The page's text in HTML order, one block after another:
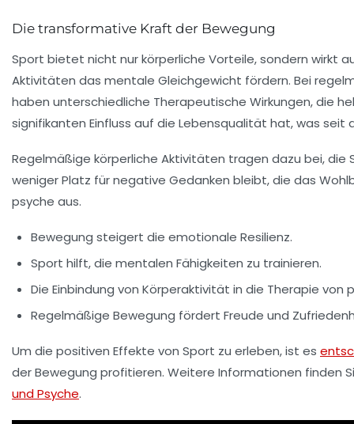
Die transformative Kraft der Bewegung
Sport bietet nicht nur körperliche Vorteile, sondern wirkt
Aktivitäten das mentale Gleichgewicht fördern. Bei
haben unterschiedliche Therapeutische Wirkungen, die
signifikanten Einfluss auf die Lebensqualität hat, was seit
Regelmäßige körperliche Aktivitäten tragen dazu bei, die
weniger Platz für negative Gedanken bleibt, die das
psyche aus.
Bewegung steigert die emotionale Resilienz.
Sport hilft, die mentalen Fähigkeiten zu trainieren.
Die Einbindung von Körperaktivität in die Therapie von
Regelmäßige Bewegung fördert Freude und
Um die positiven Effekte von Sport zu erleben, ist es
der Bewegung profitieren. Weitere Informationen finden
und Psyche.